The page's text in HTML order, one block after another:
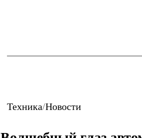
Техника/Новости